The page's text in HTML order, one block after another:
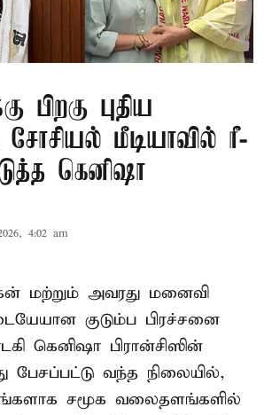
பிறகு புதிய
மீடியாவில் ரீ-
கெனிஷா
4:02 am
மற்றும் அவரது மனைவி
குடும்ப பிரச்சனை
கெனிஷா பிரான்சிஸின்
பேசப்பட்டு வந்த நிலையில்,
சமூக வலைதளங்களில்